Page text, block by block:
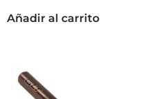
Añadir al carrito